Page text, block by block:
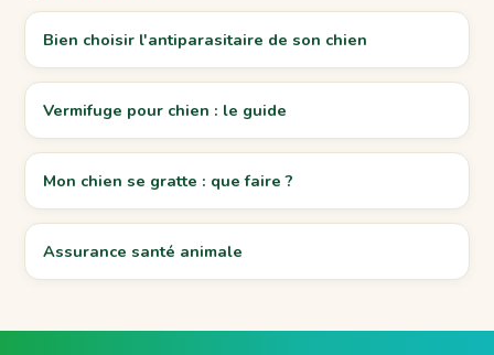
Bien choisir l'antiparasitaire de son chien
Vermifuge pour chien : le guide
Mon chien se gratte : que faire ?
Assurance santé animale